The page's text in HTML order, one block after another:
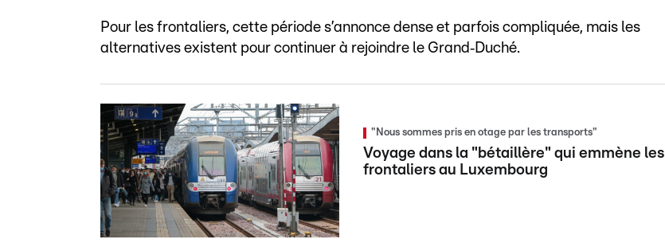
Pour les frontaliers, cette période s’annonce dense et parfois compliquée, mais les
alternatives existent pour continuer à rejoindre le Grand‑Duché.
"Nous sommes pris en otage par les transports"
Voyage dans la "bétaillère" qui emmène les
frontaliers au Luxembourg